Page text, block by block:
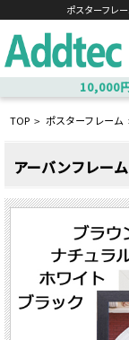
ポスターフレ
10,000
TOP > ポスターフレーム
アーバンフレー